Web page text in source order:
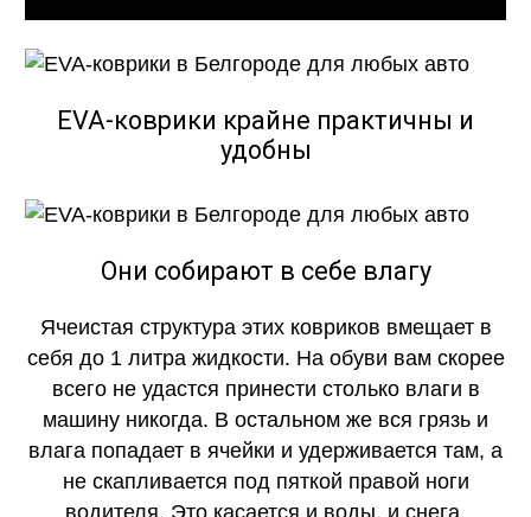
EVA-коврики крайне практичны и
удобны
Они собирают в себе влагу
Ячеистая структура этих ковриков вмещает в
себя до 1 литра жидкости. На обуви вам скорее
всего не удастся принести столько влаги в
машину никогда. В остальном же вся грязь и
влага попадает в ячейки и удерживается там, а
не скапливается под пяткой правой ноги
водителя. Это касается и воды, и снега.